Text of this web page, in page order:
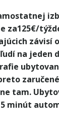
za125€/
závisí
na jeden
tam.
minút